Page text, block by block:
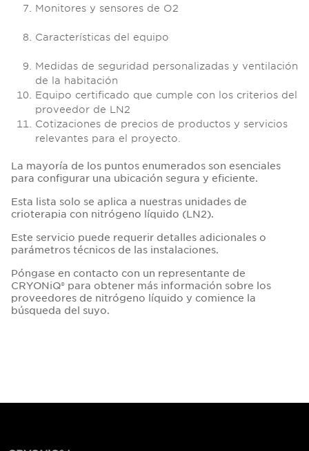
Monitores y sensores de O2
Características del equipo
Medidas de seguridad personalizadas y ventilación
de la habitación
Equipo certificado que cumple con los criterios del
proveedor de LN2
Cotizaciones de precios de productos y servicios
relevantes para el proyecto.
La mayoría de los puntos enumerados son esenciales
para configurar una ubicación segura y eficiente.
Esta lista solo se aplica a nuestras unidades de
crioterapia con nitrógeno líquido (LN2).
Este servicio puede requerir detalles adicionales o
parámetros técnicos de las instalaciones.
Póngase en contacto con un representante de
CRYONiQ® para obtener más información sobre los
proveedores de nitrógeno líquido y comience la
búsqueda del suyo.